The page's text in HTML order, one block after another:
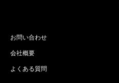
お問い合わせ
会社概要
よくある質問